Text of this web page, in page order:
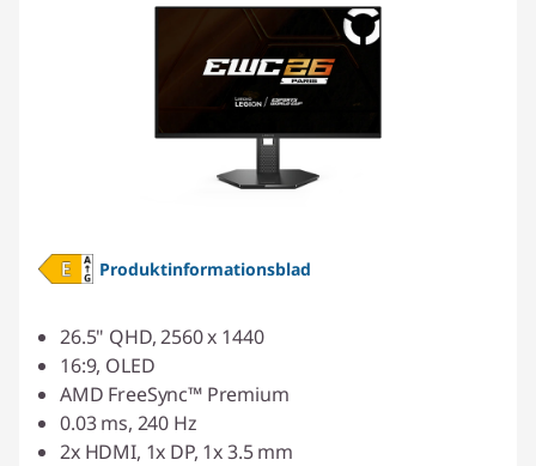
Produktinformationsblad
26.5" QHD, 2560 x 1440
16:9, OLED
AMD FreeSync™ Premium
0.03 ms, 240 Hz
2x HDMI, 1x DP, 1x 3.5 mm